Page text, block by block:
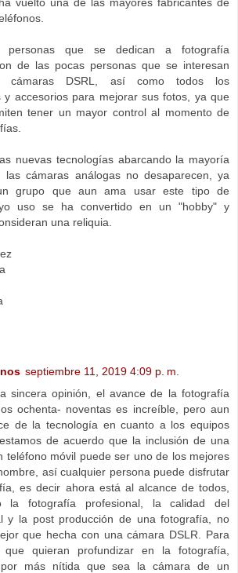
personas que se dedican a fotografía
de las pocas personas que se interesan
cámaras DSRL, así como todos los
y accesorios para mejorar sus fotos, ya que
tener un mayor control al momento de
nuevas tecnologías abarcando la mayoría
las cámaras análogas no desaparecen, ya
grupo que aun ama usar este tipo de
uso se ha convertido en un "hobby" y
una reliquia.
septiembre 11, 2019 4:09 p. m.
sincera opinión, el avance de la fotografía
ochenta- noventas es increíble, pero aun
de la tecnología en cuanto a los equipos
de acuerdo que la inclusión de una
teléfono móvil puede ser uno de los mejores
así cualquier persona puede disfrutar
es decir ahora está al alcance de todos,
la fotografía profesional, la calidad del
y la post producción de una fotografía, no
que hecha con una cámara DSLR. Para
que quieran profundizar en la fotografía,
más nítida que sea la cámara de un